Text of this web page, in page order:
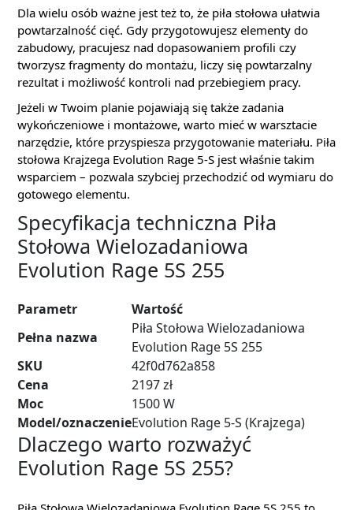
Dla wielu osób ważne jest też to, że piła stołowa ułatwia
powtarzalność cięć. Gdy przygotowujesz elementy do
zabudowy, pracujesz nad dopasowaniem profili czy
tworzysz fragmenty do montażu, liczy się powtarzalny
rezultat i możliwość kontroli nad przebiegiem pracy.
Jeżeli w Twoim planie pojawiają się także zadania
wykończeniowe i montażowe, warto mieć w warsztacie
narzędzie, które przyspiesza przygotowanie materiału. Piła
stołowa Krajzega Evolution Rage 5-S jest właśnie takim
wsparciem – pozwala szybciej przechodzić od wymiaru do
gotowego elementu.
Specyfikacja techniczna Piła
Stołowa Wielozadaniowa
Evolution Rage 5S 255
Parametr
Wartość
Pełna nazwa
Piła Stołowa Wielozadaniowa
Evolution Rage 5S 255
SKU
42f0d762a858
Cena
2197 zł
Moc
1500 W
Model/oznaczenieEvolution Rage 5-S (Krajzega)
Dlaczego warto rozważyć
Evolution Rage 5S 255?